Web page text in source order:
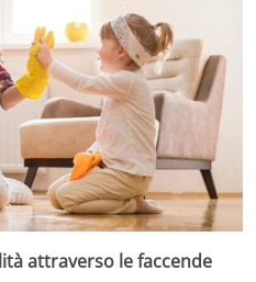
attraverso le faccende